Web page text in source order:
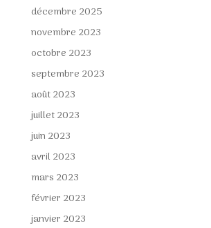
décembre 2025
novembre 2023
octobre 2023
septembre 2023
août 2023
juillet 2023
juin 2023
avril 2023
mars 2023
février 2023
janvier 2023